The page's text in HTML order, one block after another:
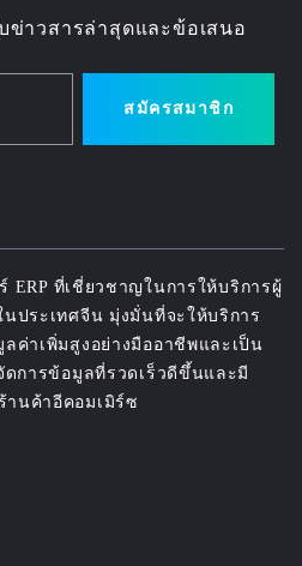
ข่าวสารล่าสุดและข้อเสนอ
สมัครสมาชิก
ERP ที่เชี่ยวชาญในการให้บริการผู้
ประเทศจีน มุ่งมั่นที่จะให้บริการ
ค่าเพิ่มสูงอย่างมืออาชีพและเป็น
ดการข้อมูลที่รวดเร็วดีขึ้นและมี
นค้าอีคอมเมิร์ซ